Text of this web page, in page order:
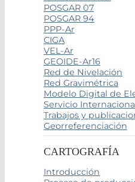
POSGAR 07
POSGAR 94
PPP-Ar
CIGA
VEL-Ar
GEOIDE-Ar16
Red de Nivelación
Red Gravimétrica
Modelo Digital de
Servicio
Trabajos y
Georreferenciación
CARTOGRAFÍA
Introducción